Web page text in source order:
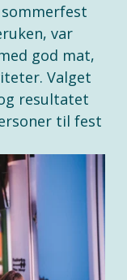
var
god mat,
Valget
resultatet
til fest